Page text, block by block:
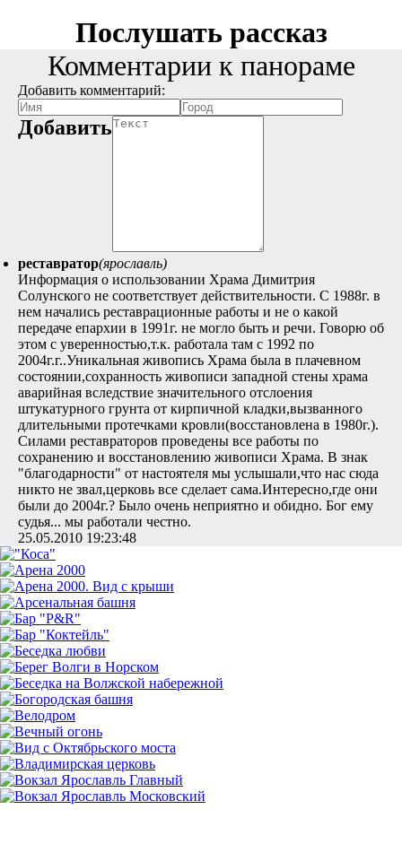
Послушать рассказ
Комментарии к панораме
Добавить комментарий:
Добавить
реставратор(ярославль)
Информация о использовании Храма Димитрия
Солунского не соответствует действительности. С 1988г. в
нем начались реставрационные работы и не о какой
передаче епархии в 1991г. не могло быть и речи. Говорю об
этом с уверенностью,т.к. работала там с 1992 по
2004г.г..Уникальная живопись Храма была в плачевном
состоянии,сохранность живописи западной стены храма
аварийная вследствие значительного отслоения
штукатурного грунта от кирпичной кладки,вызванного
длительными протечками кровли(восстановлена в 1980г.).
Силами реставраторов проведены все работы по
сохранению и восстановлению живописи Храма. В знак
"благодарности" от настоятеля мы услышали,что нас сюда
никто не звал,церковь все сделает сама.Интересно,где они
были до 2004г.? Было очень неприятно и обидно. Бог ему
судья... мы работали честно.
25.05.2010 19:23:48